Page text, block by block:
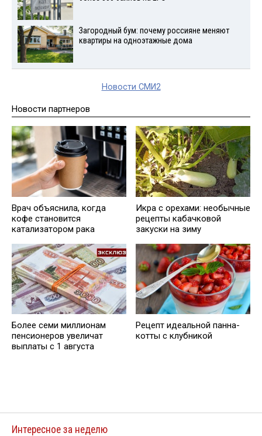
Загородный бум: почему россияне меняют
квартиры на одноэтажные дома
Новости СМИ2
Новости партнеров
Врач объяснила, когда
кофе становится
катализатором рака
Икра с орехами: необычные
рецепты кабачковой
закуски на зиму
Более семи миллионам
пенсионеров увеличат
выплаты с 1 августа
Рецепт идеальной панна-
котты с клубникой
Интересное за неделю